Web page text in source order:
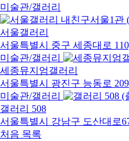
미술관/갤러리
서울갤러리
서울특별시 중구 세종대로
미술관/갤러리
세종뮤지엄갤러리
서울특별시 광진구 능동로 209
미술관/갤러리
갤러리 508
서울특별시 강남구 도산대로
처음 목록